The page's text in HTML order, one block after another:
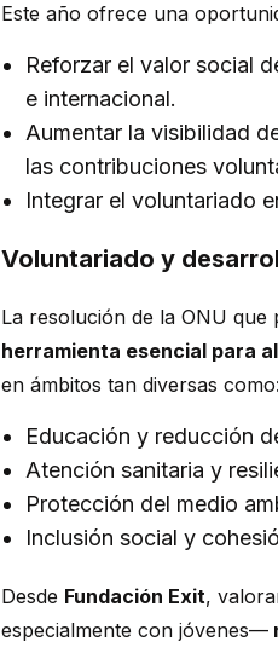
Este año ofrece una
Reforzar el valor social
e internacional.
Aumentar la visibilidad
las contribuciones
Integrar el voluntariado
Voluntariado y
La resolución de la ONU
herramienta esencial para
en ámbitos tan diversas como:
Educación y reducción
Atención sanitaria y
Protección del medio
Inclusión social y
Desde Fundación Exit,
especialmente con jóvenes—